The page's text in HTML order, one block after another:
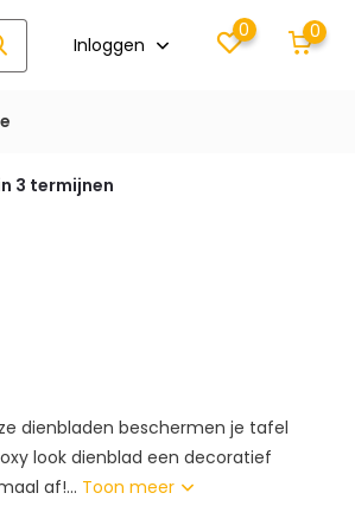
Inloggen
0 0
3 termijnen
dienbladen beschermen je tafel
look dienblad een decoratief
af!... Toon meer